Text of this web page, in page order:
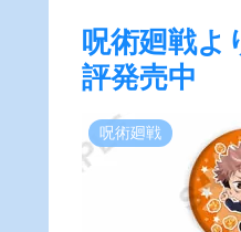
呪術廻戦よ
評発売中
呪術廻戦